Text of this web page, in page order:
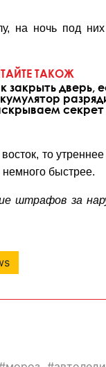
на ночь под
ТАКОЖ
закрыть дверь,
секрет
то
немного быстрее.
штрафов за